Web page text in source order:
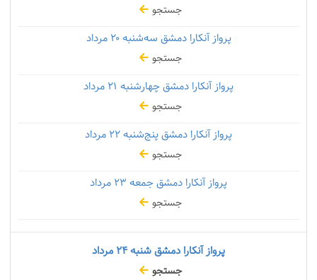
جستجو
پرواز آنکارا دمشق سه‌شنبه۲۰ مرداد
جستجو
پرواز آنکارا دمشق چهارشنبه
جستجو
پرواز آنکارا دمشق پنج‌شنبه
جستجو
پرواز آنکارا دمشق جمعه
جستجو
پرواز آنکارا دمشق شنبه
جستجو